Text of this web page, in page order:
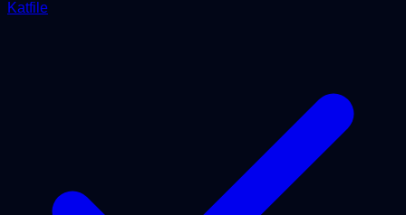
Katfile